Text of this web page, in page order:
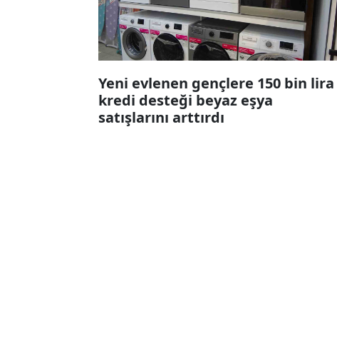
Yeni evlenen gençlere 150 bin lira
kredi desteği beyaz eşya
satışlarını arttırdı